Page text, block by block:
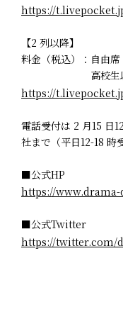
https://
【2 列以降】
料金（税込）：自由
高校生以下 前
https://
電話受付は 2 月15 日
社まで（平日12-18 時
■公式HP
https://
■公式Twitter
https://twitter.com/